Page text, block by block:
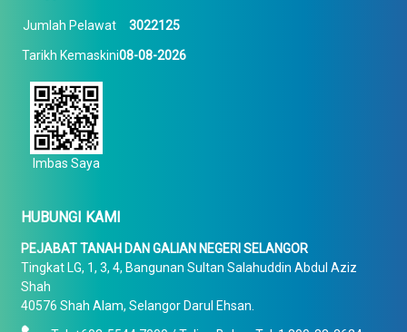
Jumlah Pelawat 3022125
Tarikh Kemaskini08-08-2026
Imbas Saya
HUBUNGI KAMI
PEJABAT TANAH DAN GALIAN NEGERI SELANGOR
Tingkat LG, 1, 3, 4, Bangunan Sultan Salahuddin Abdul Aziz
Shah
40576 Shah Alam, Selangor Darul Ehsan.